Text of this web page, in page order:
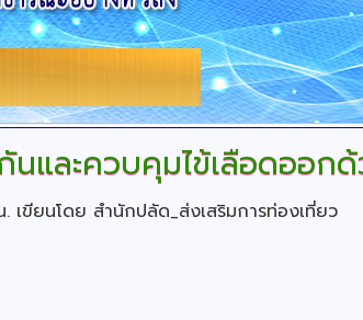
นและควบคุมไข้เลือดออก
. เขียนโดย สำนักปลัด_ส่งเสริมการท่องเที่ยว